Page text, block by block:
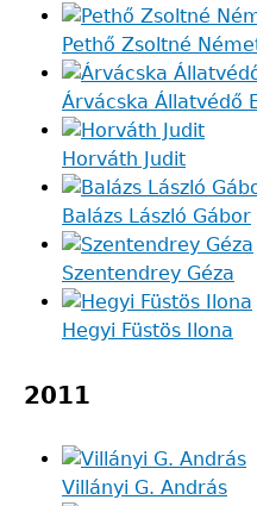
Pethő Zsoltné
Árvácska Állatvédő
Horváth Judit
Balázs László Gábor
Szentendrey Géza
Hegyi Füstös Ilona
2011
Villányi G. András